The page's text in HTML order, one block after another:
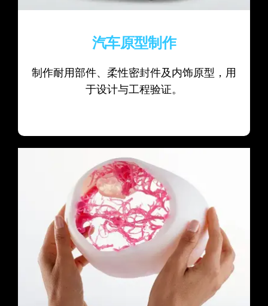
汽车原型制作
制作耐用部件、柔性密封件及内饰原型，用
于设计与工程验证。